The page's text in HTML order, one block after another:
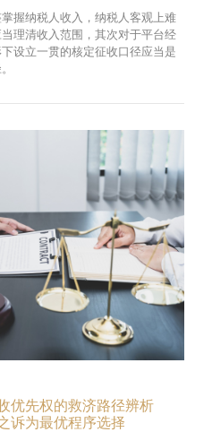
握纳税人收入，纳税人客观上难
理清收入范围，其次对于平台经
设立一贯的核定征收口径应当是
优先权的救济路径辨析
为最优程序选择